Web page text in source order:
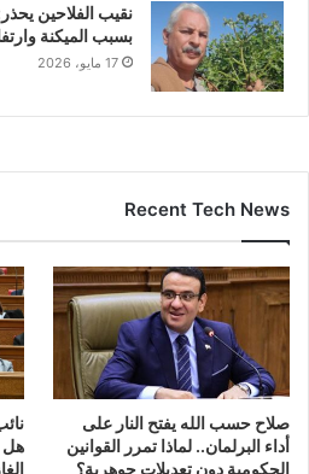
نقيب الفلاحين
بسبب الميكنة
17 مايو، 2026
Recent Tech News
صلاح حسب الله يفتح النار على
أداء البرلمان.. لماذا تمرر القوانين
الحكومية دون تعديلات جوهرية؟
هل